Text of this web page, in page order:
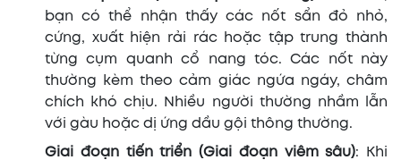
bạn có thể nhận thấy các nốt sẩn đỏ nhỏ,
cứng, xuất hiện rải rác hoặc tập trung thành
từng cụm quanh cổ nang tóc. Các nốt này
thường kèm theo cảm giác ngứa ngáy, châm
chích khó chịu. Nhiều người thường nhầm lẫn
với gàu hoặc dị ứng dầu gội thông thường.
Giai đoạn tiến triển (Giai đoạn viêm sâu): Khi